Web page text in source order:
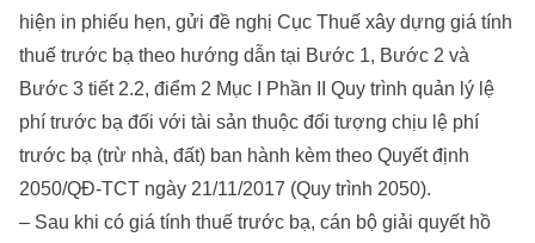
hiện in phiếu hẹn, gửi đề nghị Cục Thuế xây dựng giá tính
thuế trước bạ theo hướng dẫn tại Bước 1, Bước 2 và
Bước 3 tiết 2.2, điểm 2 Mục I Phần II Quy trình quản lý lệ
phí trước bạ đối với tài sản thuộc đối tượng chịu lệ phí
trước bạ (trừ nhà, đất) ban hành kèm theo Quyết định
2050/QĐ-TCT ngày 21/11/2017 (Quy trình 2050).
– Sau khi có giá tính thuế trước bạ, cán bộ giải quyết hồ